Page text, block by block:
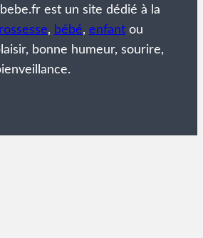
est un site dédié à la
, bébé, enfant ou
bonne humeur, sourire,